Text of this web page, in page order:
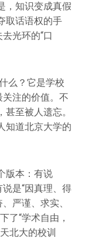
，知识变成真假
取话语权的手
光环的“口
么？它是学校
关注的价值。不
至被人遗忘。
知道北京大学的
版本：有说
是“因真理、得
严谨、求实、
了“学术自由，
北大的校训